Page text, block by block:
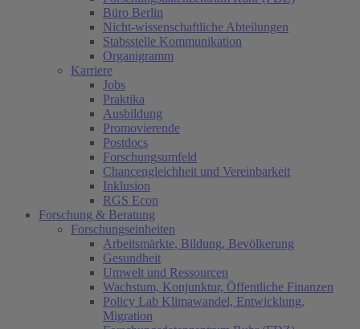
Büro Berlin
Nicht-wissenschaftliche Abteilungen
Stabsstelle Kommunikation
Organigramm
Karriere
Jobs
Praktika
Ausbildung
Promovierende
Postdocs
Forschungsumfeld
Chancengleichheit und Vereinbarkeit
Inklusion
RGS Econ
Forschung & Beratung
Forschungseinheiten
Arbeitsmärkte, Bildung, Bevölkerung
Gesundheit
Umwelt und Ressourcen
Wachstum, Konjunktur, Öffentliche Finanzen
Policy Lab Klimawandel, Entwicklung,
Migration